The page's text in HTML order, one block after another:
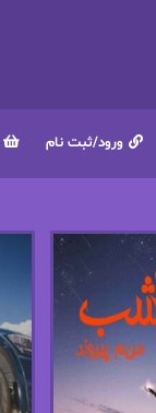
ورود/ثبت نام